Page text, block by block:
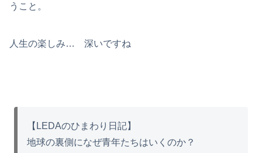
うこと。
人生の楽しみ… 深いですね
【LEDAのひまわり日記】
地球の裏側になぜ青年たちはいくのか？